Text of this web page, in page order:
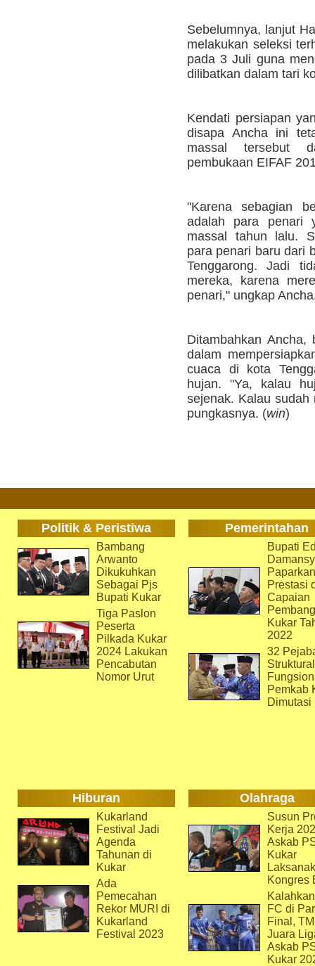
Sebelumnya, lanjut
melakukan seleksi
pada 3 Juli guna
dilibatkan dalam tari
Kendati persiapan
disapa Ancha ini
massal tersebut
pembukaan EIFAF
"Karena sebagian
adalah para penari
massal tahun lalu.
para penari baru dari
Tenggarong. Jadi
mereka, karena
penari," ungkap
Ditambahkan Ancha,
dalam
cuaca di kota
hujan. "Ya, kalau
sejenak. Kalau
pungkasnya. (win)
Politik & Peristiwa Pemerintahan
Bambang
Arwanto
Dikukuhkan
Sebagai Pjs
Bupati Kukar
Tiga Paslon
Peserta
Pilkada Kukar
2024 Lakukan
Pencabutan
Nomor Urut
Bupati
Paparkan
Prestasi
Capaian
Kukar
2022
32
Pemkab
Dimutasi
Hiburan Olahraga
Kukarland
Festival Jadi
Agenda
Tahunan di
Kukar
Ada
Pemecahan
Rekor MURI di
Kukarland
Festival 2023
Susun
Kerja
Askab
Kukar
Kongres
FC di
Final,
Juara
Askab
Kukar